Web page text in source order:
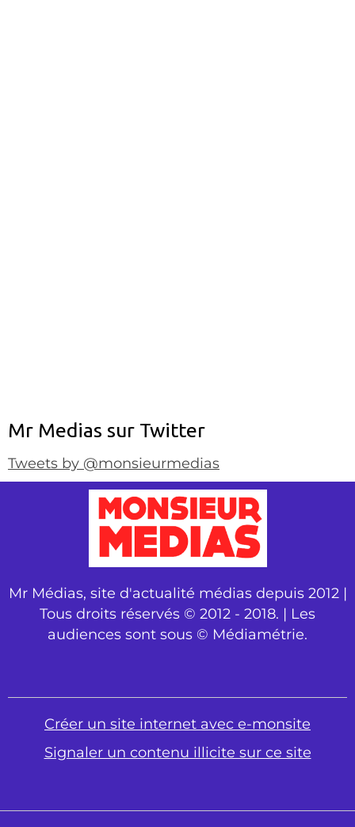
Mr Medias sur Twitter
Tweets by @monsieurmedias
Mr Médias, site d'actualité médias depuis 2012 |
Tous droits réservés © 2012 - 2018. | Les
audiences sont sous © Médiamétrie.
Créer un site internet avec e-monsite
Signaler un contenu illicite sur ce site